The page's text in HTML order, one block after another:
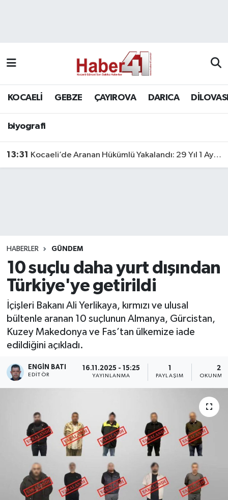
KOCAELİ GEBZE ÇAYIROVA DARICA
biyografi
13:31 Kocaeli’de Aranan Hükümlü Yakalandı: 29 Yıl 1 Ay Hapis Cezası Bulunuyordu
HABERLER GÜNDEM
10 suçlu daha yurt dışından
Türkiye'ye getirildi
İçişleri Bakanı Ali Yerlikaya, kırmızı ve ulusal
bültenle aranan 10 suçlunun Almanya, Gürcistan,
Kuzey Makedonya ve Fas’tan ülkemize iade
edildiğini açıkladı.
ENGIN BATI
EDITÖR
16.11.2025 - 15:25
YAYINLANMA PAYLAŞIM
2
OKUNMA
SPOR
Bilim, Teknoloji
ÇAYIROVA
DARICA
DİLOVASI
KÖRFEZ
Hava Durumu
Namaz Vakitleri
Trafik Durumu
Süper Lig Puan Durumu ve Fikstür
Tüm Manşetler